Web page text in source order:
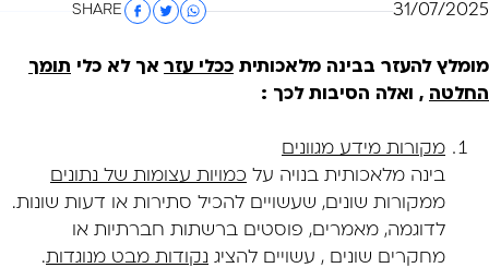
31/07/2025
SHARE
מומלץ להעזר בבינה מלאכותית ככלי עזר אך לא כלי תומך
החלטה , ואלה הסיבות לכך :
מקורות מידע מגוונים
בינה מלאכותית בנויה על כמויות עצומות של נתונים
ממקורות שונים, שעשויים להכיל סתירות או דעות שונות.
לדוגמה, מאמרים, פוסטים ברשתות חברתיות או
מחקרים שונים , עשויים להציג נקודות מבט מנוגדות.